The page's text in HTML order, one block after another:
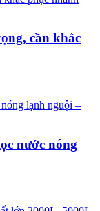
cần khắc
nước nóng